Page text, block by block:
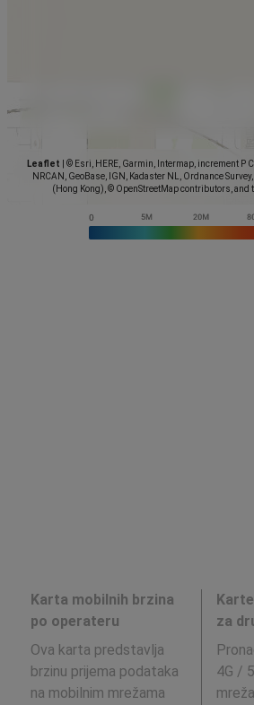
Leaflet
© Esri, HERE, Garmin, Intermap, increment P
NRCAN, GeoBase, IGN, Kadaster NL, Ordnance
(Hong Kong), © OpenStreetMap contributors, and
Karta mobilnih brzina
po operateru
Ova karta predstavlja
brzinu prijema podataka
na mobilnim mrežama
za
4G /